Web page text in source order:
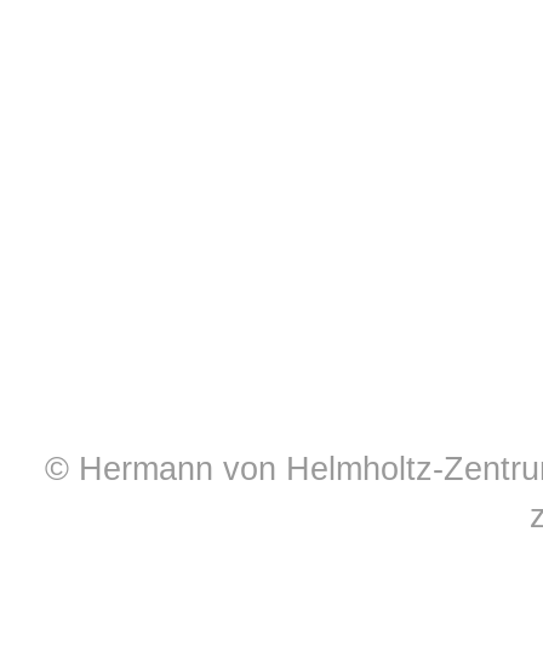
© Hermann von Helmholtz-